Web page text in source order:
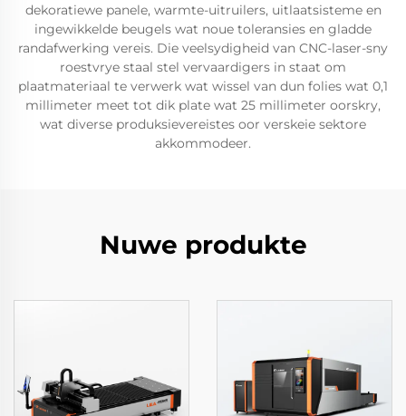
dekoratiewe panele, warmte-uitruilers, uitlaatsisteme en
ingewikkelde beugels wat noue toleransies en gladde
randafwerking vereis. Die veelsydigheid van CNC-laser-sny
roestvrye staal stel vervaardigers in staat om
plaatmateriaal te verwerk wat wissel van dun folies wat 0,1
millimeter meet tot dik plate wat 25 millimeter oorskry,
wat diverse produksievereistes oor verskeie sektore
akkommodeer.
Nuwe produkte